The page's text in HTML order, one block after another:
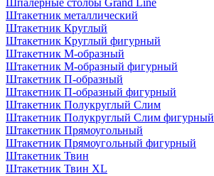
Шпалерные столбы Grand Line
Штакетник металлический
Штакетник Круглый
Штакетник Круглый фигурный
Штакетник М-образный
Штакетник М-образный фигурный
Штакетник П-образный
Штакетник П-образный фигурный
Штакетник Полукруглый Слим
Штакетник Полукруглый Слим фигурный
Штакетник Прямоугольный
Штакетник Прямоугольный фигурный
Штакетник Твин
Штакетник Твин XL